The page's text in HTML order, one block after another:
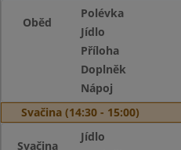
Oběd
Polévka
Jídlo
Příloha
Doplněk
Nápoj
Svačina (14:30 - 15:00)
Svačina
Jídlo